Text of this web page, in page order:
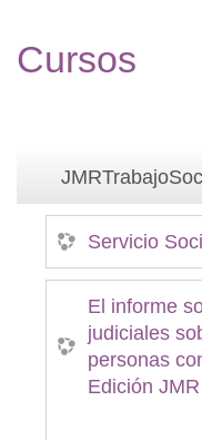
Cursos
Servicio
El informe
judiciales
personas
Edición JMR